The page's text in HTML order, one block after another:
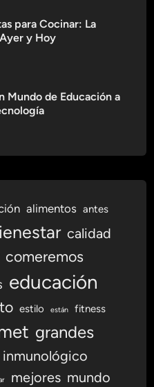
para Cocinar: La
y Hoy
Mundo de Educación a
alimentos antes
calidad
comeremos
educación
estilo están fitness
grandes
inmunológico
mejores mundo